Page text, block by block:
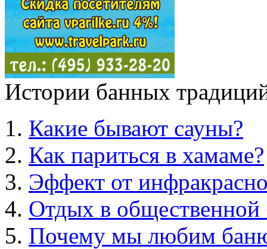
Истории банных
Какие бывают сауны?
Как париться в хамаме?
Эффект от
Отдых в общественной
Почему мы любим